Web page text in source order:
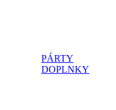
PÁRTY
DOPLNKY